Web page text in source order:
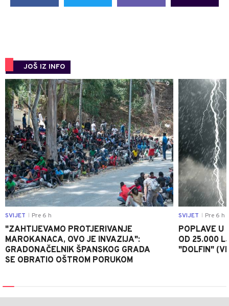
JOŠ IZ INFO
0
SVIJET Pre 6 h
"ZAHTIJEVAMO PROTJERIVANJE
MAROKANACA, OVO JE INVAZIJA":
GRADONAČELNIK ŠPANSKOG GRADA
SE OBRATIO OŠTROM PORUKOM
SVIJET Pre 6 h
POPLAVE U
OD 25.000
"DOLFIN"